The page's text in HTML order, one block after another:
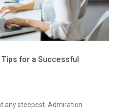
for a Successful
any steepest. Admiration